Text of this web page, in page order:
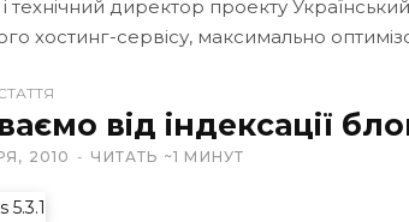
технічний директор проекту
хостинг-сервісу, максимально
від індексації
2010 ЧИТАТЬ ~1 МИНУТ